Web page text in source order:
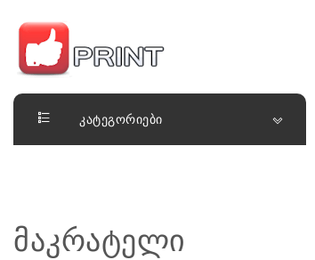
Skip to content
ლაიქ ფრინთ
კატეგორიები
მაკრატელი